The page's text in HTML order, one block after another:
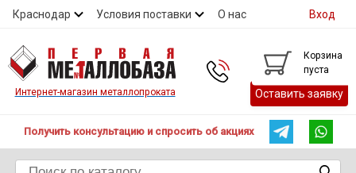
Краснодар Условия поставки О нас
Контакты
Контакты
Вход
Интернет-магазин металлопроката
Корзина
пуста
Оставить заявку
Получить консультацию и спросить об акциях